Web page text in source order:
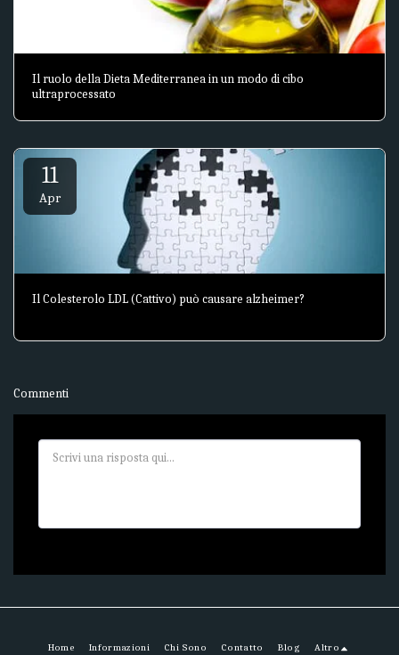
Il ruolo della Dieta Mediterranea in un modo di cibo
ultraprocessato
11
Apr
Il Colesterolo LDL (Cattivo) può causare alzheimer?
Commenti
Home Informazioni Chi Sono Contatto Blog Altro